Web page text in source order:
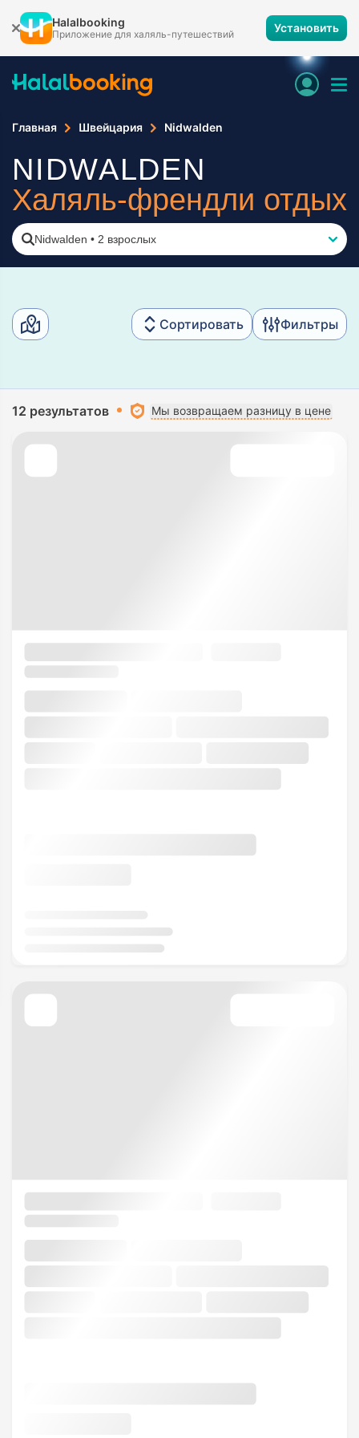
Halalbooking
Приложение для халяль-путешествий Установить
Главная Швейцария Nidwalden
NIDWALDEN
Халяль-френдли отдых
Nidwalden • 2 взрослых
Сортировать Фильтры
12 результатов Мы возвращаем разницу в цене